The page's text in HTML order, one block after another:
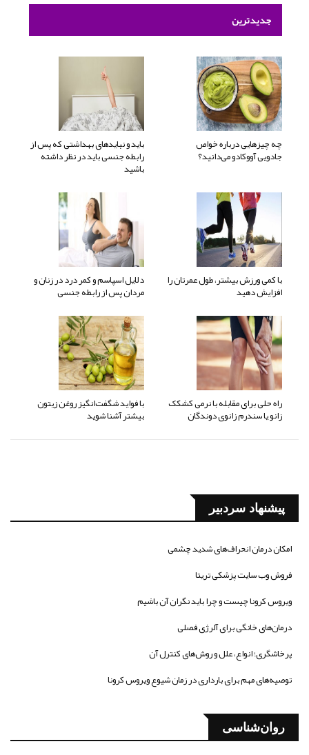
جدیدترین
چه چیزهایی درباره خواص
جادویی آووکادو می‌دانید؟
باید و نبایدهای بهداشتی که پس از
رابطه جنسی باید در نظر داشته
باشید
با کمی ورزش بیشتر، طول عمرتان را
افزایش دهید
دلایل اسپاسم و کمر درد در زنان و
مردان پس از رابطه جنسی
راه حلی برای مقابله با نرمی کشکک
زانو یا سندرم زانوی دوندگان
با فواید شگفت‌انگیز روغن زیتون
بیشتر آشنا شوید
پیشنهاد سردبیر
امکان درمان انحراف‌های شدید چشمی
فروش وب سایت پزشکی تریتا
ویروس کرونا چیست و چرا باید نگران آن باشیم
درمان‌های خانگی برای آلرژی فصلی
پرخاشگری؛ انواع، علل و روش‌های کنترل آن
توصیه‌های مهم برای بارداری در زمان شیوع ویروس کرونا
روان‌شناسی